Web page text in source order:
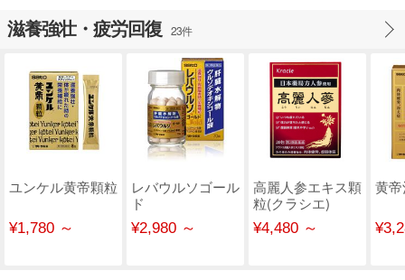
滋養強壮・疲労回復 23件
ユンケル黄帝顆粒
¥1,780 ～
レバウルソゴール
ド
¥2,980 ～
高麗人参エキス顆
粒(クラシエ)
¥4,480 ～
黄